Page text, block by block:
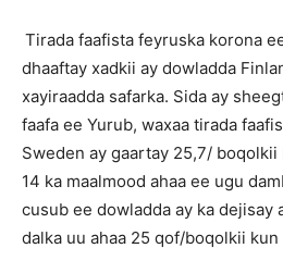
Tirada faafista feyruska korona
dhaaftay xadkii ay dowladda
xayiraadda safarka. Sida ay
faafa ee Yurub, waxaa tirada
Sweden ay gaartay 25,7/
14 ka maalmood ahaa ee ugu
cusub ee dowladda ay ka dejisay
dalka uu ahaa 25 qof/boqolkii